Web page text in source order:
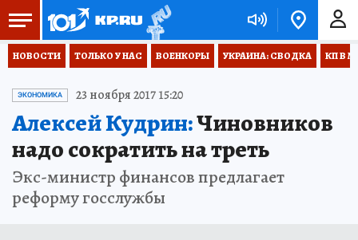
НОВОСТИ ТОЛЬКО У НАС ВОЕНКОРЫ УКРАИНА: СВОДКА КП В
ЭКОНОМИКА 23 ноября 2017 15:20
Алексей Кудрин:Чиновников
надо сократить на треть
Экс-министр финансов предлагает
реформу госслужбы